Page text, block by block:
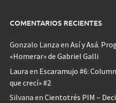
COMENTARIOS RECIENTES
Gonzalo Lanza en Así y Asá.
«Homerar» de Gabriel Galli
Laura en Escaramujo #6:
que crecí» #2
Silvana en Cientotrés PIM –